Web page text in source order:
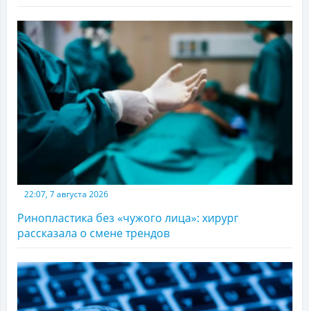
22:07, 7 августа 2026
Ринопластика без «чужого лица»: хирург
рассказала о смене трендов